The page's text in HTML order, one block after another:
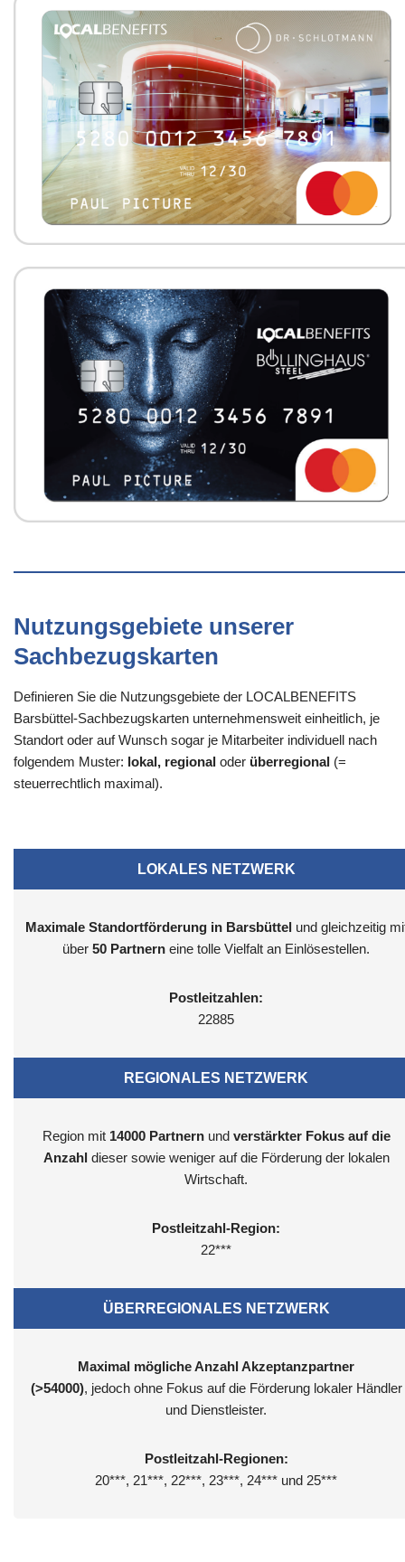
Nutzungsgebiete unserer
Sachbezugskarten
Definieren Sie die Nutzungsgebiete der LOCALBENEFITS
Barsbüttel-Sachbezugskarten unternehmensweit einheitlich, je
Standort oder auf Wunsch sogar je Mitarbeiter individuell nach
folgendem Muster: lokal, regional oder überregional (=
steuerrechtlich maximal).
LOKALES NETZWERK
Maximale Standortförderung in Barsbüttel und gleichzeitig
über 50 Partnern eine tolle Vielfalt an Einlösestellen.
Postleitzahlen:
22885
REGIONALES NETZWERK
Region mit 14000 Partnernund verstärkter Fokus auf die
Anzahl dieser sowie weniger auf die Förderung der lokalen
Wirtschaft.
Postleitzahl-Region:
22***
ÜBERREGIONALES NETZWERK
Maximal mögliche Anzahl Akzeptanzpartner
(>54000), jedoch ohne Fokus auf die Förderung lokaler Händler
und Dienstleister.
Postleitzahl-Regionen:
20***, 21***, 22***, 23***, 24*** und 25***